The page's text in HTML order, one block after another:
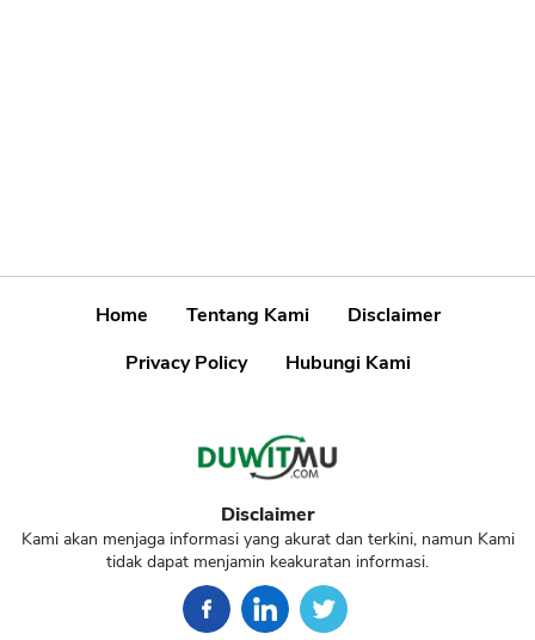
Home Tentang Kami
Disclaimer
Privacy Policy
Hubungi Kami
Disclaimer
Kami akan menjaga informasi yang akurat dan terkini, namun Kami
tidak dapat menjamin keakuratan informasi.